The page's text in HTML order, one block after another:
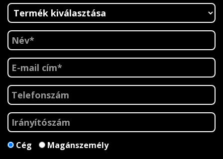
Cég
Magánszemély